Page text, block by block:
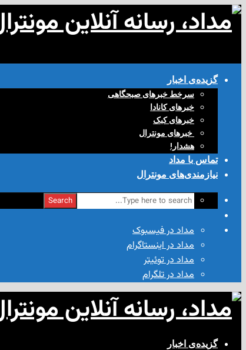
گزیده‌ی‌ اخبار
سرخط خبرهای صبحگاهی
خبرهای کانادا
خبرهای کبک
‌ خبرهای مونترال
هشدار!
تماس با مداد
نیازمندی‌های مونترال
Search
مداد در فیسبوک
مداد در اینستاگرام
مداد در توئیتر
مداد در تلگرام
گزیده‌ی‌ اخبار